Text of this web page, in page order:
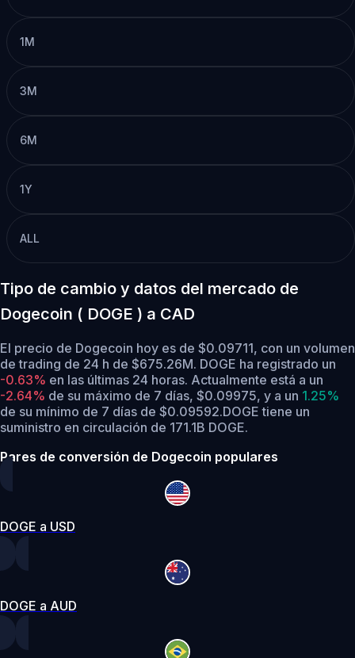
1M
3M
6M
1Y
ALL
Tipo de cambio y datos del mercado de
Dogecoin ( DOGE ) a CAD
El precio de Dogecoin hoy es de $0.09711, con un volumen
de trading de 24 h de $675.26M. DOGE ha registrado un
-0.63% en las últimas 24 horas. Actualmente está a un
-2.64% de su máximo de 7 días, $0.09975, y a un 1.25%
de su mínimo de 7 días de $0.09592.DOGE tiene un
suministro en circulación de 171.1B DOGE.
Pares de conversión de Dogecoin populares
DOGE a USD
DOGE a AUD